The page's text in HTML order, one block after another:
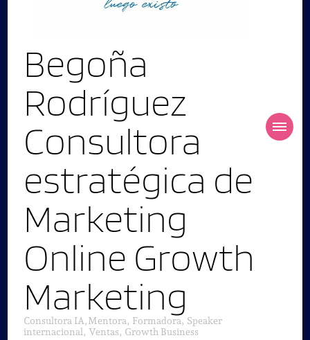
Begoña
Rodríguez
Consultora
estratégica de
Marketing
Online Growth
Marketing
Consultora IA,Mentora, Formadora, Speaker
internacional, Ventas, Growth Business